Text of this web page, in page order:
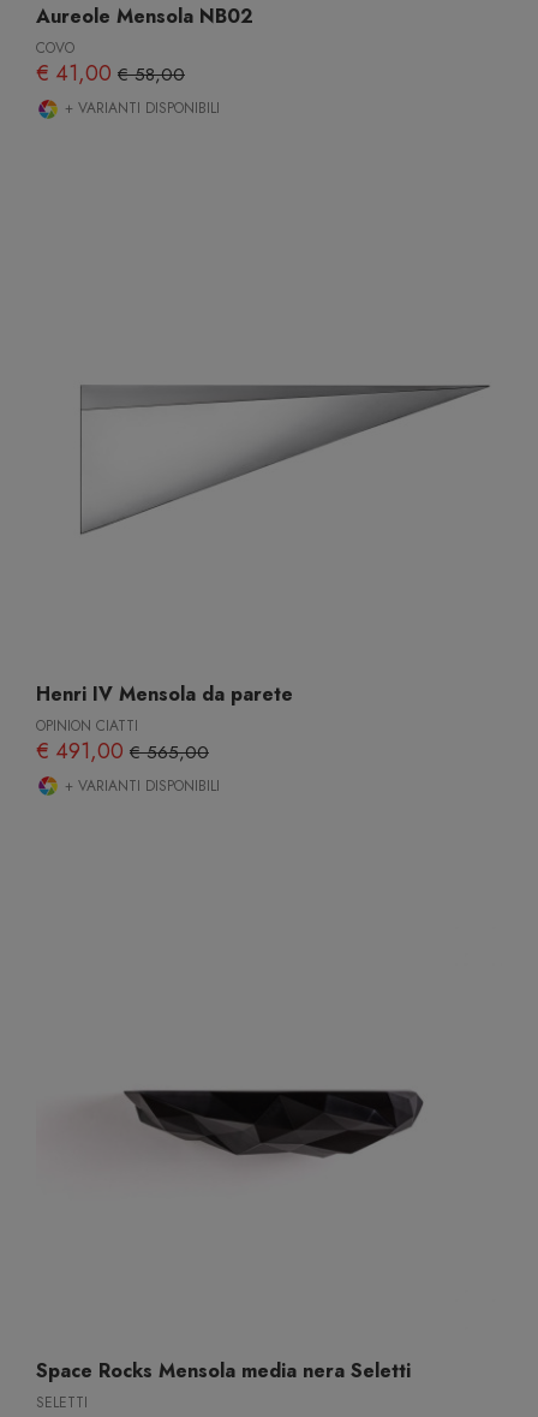
Aureole Mensola NB02
COVO
€ 41,00 € 58,00
+ VARIANTI DISPONIBILI
Henri IV Mensola da parete
OPINION CIATTI
€ 491,00 € 565,00
+ VARIANTI DISPONIBILI
Space Rocks Mensola media nera Seletti
SELETTI